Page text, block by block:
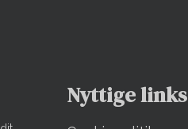
Nyttige links